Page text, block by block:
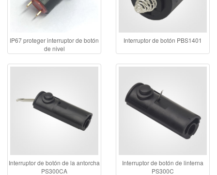
IP67 proteger interruptor de botón
de nivel
Interruptor de botón PBS1401
Interruptor de botón de la antorcha
PS300CA
Interruptor de botón de linterna
PS300C